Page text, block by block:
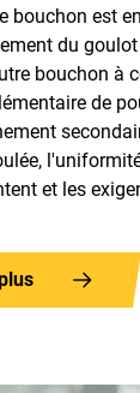
bouchon est
du
bouchon à
de
et les